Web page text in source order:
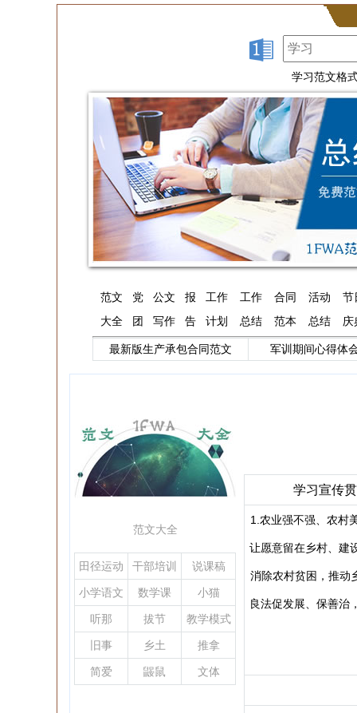
学习范文格
范文
大全
党
团
公文
写作
报
告
工作
计划
工作
总结
合同
范本
活动
总结
节
庆
最新版生产承包合同范文 军训期间心得体
范文大全
田径运动
会
干部培训 说课稿
小学语文 数学课 小猫
听那 拔节 教学模式
旧事 乡土 推拿
简爱 鼹鼠 文体
学习宣传
1.农业强不强、农村
让愿意留在乡村、建
消除农村贫困，推动
良法促发展、保善治